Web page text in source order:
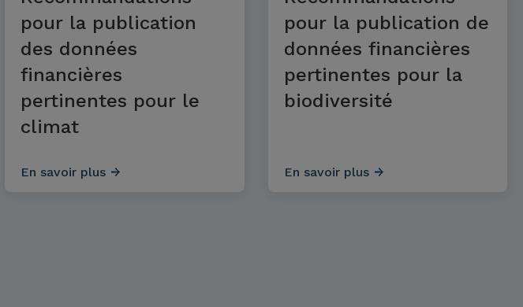
pour la publication
des données
financières
pertinentes pour le
climat
En savoir plus
pour la publication de
données financières
pertinentes pour la
biodiversité
En savoir plus